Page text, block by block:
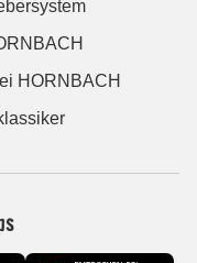
HORNBACH